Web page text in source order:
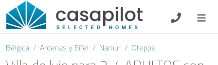
DE EN ES FR
Bélgica Ardenas y Eifel Namur Oteppe